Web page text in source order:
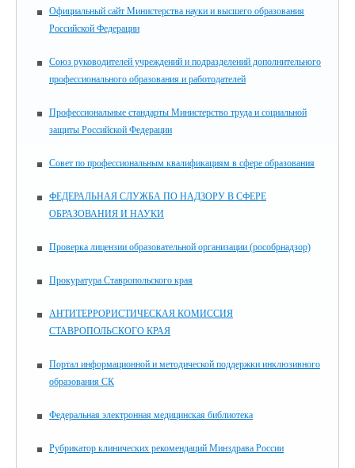
Официальный сайт Министерства науки и высшего образования
Российской Федерации
Союз руководителей учреждений и подразделений дополнительного
профессионального образования и работодателей
Профессиональные стандарты Министерство труда и социальной
защиты Российской Федерации
Совет по профессиональным квалификациям в сфере образования
ФЕДЕРАЛЬНАЯ СЛУЖБА ПО НАДЗОРУ В СФЕРЕ
ОБРАЗОВАНИЯ И НАУКИ
Проверка лицензии образовательной организации (рособрнадзор)
Прокуратура Ставропольского края
АНТИТЕРРОРИСТИЧЕСКАЯ КОМИССИЯ
СТАВРОПОЛЬСКОГО КРАЯ
Портал информационной и методической поддержки инклюзивного
образования СК
Федеральная электронная медицинская библиотека
Рубрикатор клинических рекомендаций Минздрава России